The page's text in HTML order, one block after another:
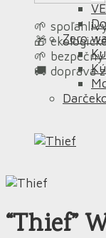
🌱
🎁
🌱
🚚 doprava
Zero
“Thief”